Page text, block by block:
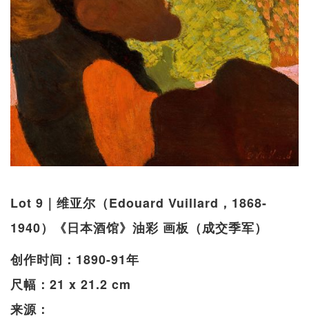
Lot 9｜维亚尔（Edouard Vuillard，1868-
1940）《日本酒馆》油彩 画板（成交季军）
创作时间：1890-91年
尺幅：21 x 21.2 cm
来源：